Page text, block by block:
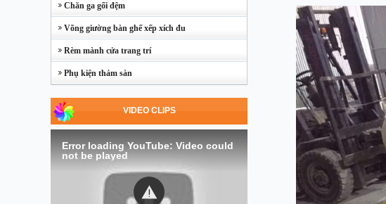
Chăn ga gối đệm
Võng giường bàn ghế xếp xích đu
Rèm mành cửa trang trí
Phụ kiện thảm sàn
VIDEO CLIPS
Error loading YouTube: Video could
not be played